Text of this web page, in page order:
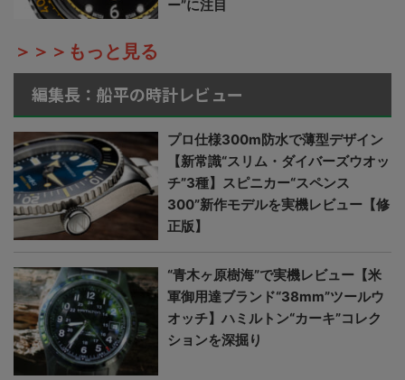
ー”に注目
＞＞＞もっと見る
編集長：船平の時計レビュー
プロ仕様300m防水で薄型デザイン
【新常識“スリム・ダイバーズウオッ
チ”3種】スピニカー“スペンス
300”新作モデルを実機レビュー【修
正版】
“青木ヶ原樹海”で実機レビュー【米
軍御用達ブランド“38mm”ツールウ
オッチ】ハミルトン“カーキ”コレク
ションを深掘り